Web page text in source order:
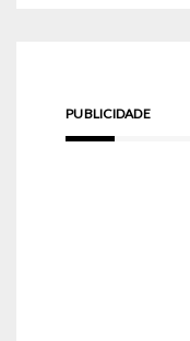
PUBLICIDADE